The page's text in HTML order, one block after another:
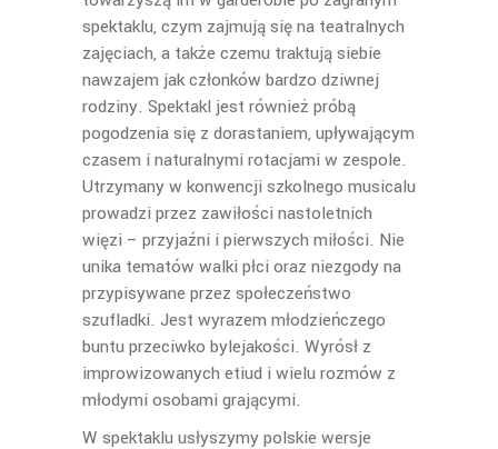
spektaklu, czym zajmują się na teatralnych
zajęciach, a także czemu traktują siebie
nawzajem jak członków bardzo dziwnej
rodziny. Spektakl jest również próbą
pogodzenia się z dorastaniem, upływającym
czasem i naturalnymi rotacjami w zespole.
Utrzymany w konwencji szkolnego musicalu
prowadzi przez zawiłości nastoletnich
więzi – przyjaźni i pierwszych miłości. Nie
unika tematów walki płci oraz niezgody na
przypisywane przez społeczeństwo
szufladki. Jest wyrazem młodzieńczego
buntu przeciwko bylejakości. Wyrósł z
improwizowanych etiud i wielu rozmów z
młodymi osobami grającymi.
W spektaklu usłyszymy polskie wersje